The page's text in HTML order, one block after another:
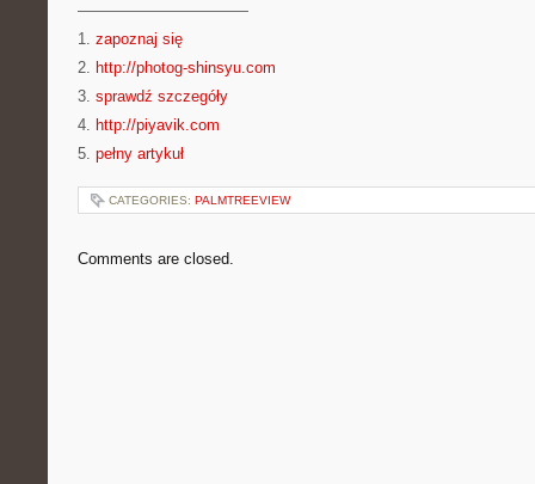
———————————
1. zapoznaj się
2. http://photog-shinsyu.com
3. sprawdź szczegóły
4. http://piyavik.com
5. pełny artykuł
CATEGORIES: PALMTREEVIEW
Comments are closed.